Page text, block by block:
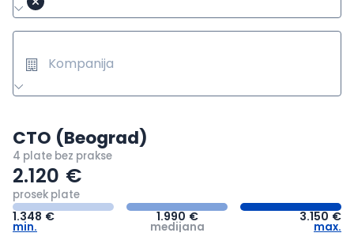
Kompanija
CTO (Beograd)
4 plate bez prakse
2.120 €
prosek plate
1.348 €
min.
1.990 €
medijana
3.150 €
max.